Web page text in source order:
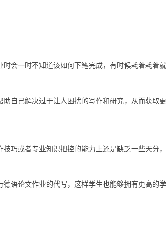
会一时不知道该如何下笔完成，有时候耗着耗着就
自己解决过于让人困扰的写作和研究，从而获取更
巧或者专业知识把控的能力上还是缺乏一些天分，
语论文作业的代写，这样学生也能够拥有更高的学